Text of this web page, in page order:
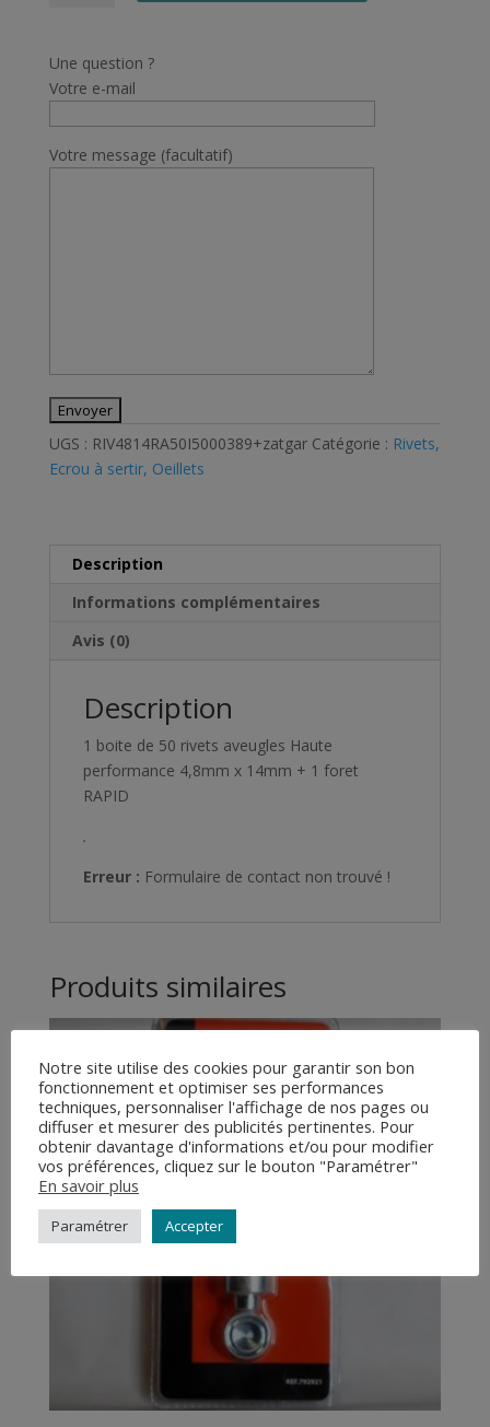
de
rivets
performance
Une question ?
Votre e-mail
Votre message (facultatif)
UGS : RIV4814RA50I5000389+zatgar Catégorie : Rivets,
Ecrou à sertir, Oeillets
Description
Informations complémentaires
Avis (0)
Description
1 boite de 50 rivets aveugles Haute
performance 4,8mm x 14mm + 1 foret
RAPID
.
Erreur : Formulaire de contact non trouvé !
Produits similaires
Notre site utilise des cookies pour garantir son bon
fonctionnement et optimiser ses performances
techniques, personnaliser l'affichage de nos pages ou
diffuser et mesurer des publicités pertinentes. Pour
obtenir davantage d'informations et/ou pour modifier
vos préférences, cliquez sur le bouton "Paramétrer"
En savoir plus
Paramétrer Accepter